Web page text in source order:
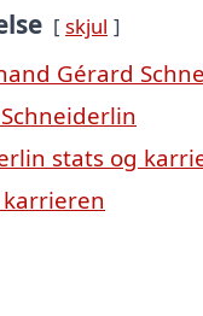
skjul
Gérard
stats og